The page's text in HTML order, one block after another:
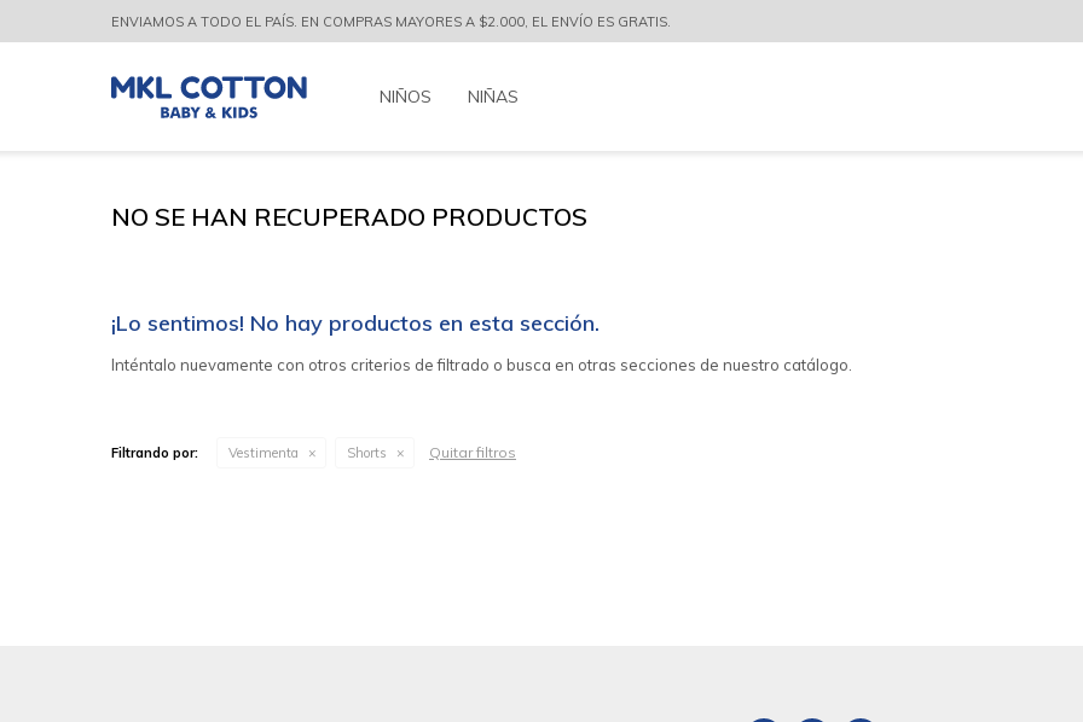
NIÑOS NIÑAS
ENVIAMOS A TODO EL PAÍS. EN COMPRAS MAYORES A $2.000, EL ENVÍO ES GRATIS.
NO SE HAN RECUPERADO PRODUCTOS
¡Lo sentimos! No hay productos en esta sección.
Inténtalo nuevamente con otros criterios de filtrado o busca en otras secciones de nuestro catálogo.
Filtrando por: Vestimenta Shorts Quitar filtros